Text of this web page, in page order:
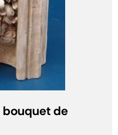
bouquet de